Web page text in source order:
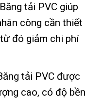
tải PVC giúp
công cần thiết
đó giảm chi phí
tải PVC được
cao, có độ bền